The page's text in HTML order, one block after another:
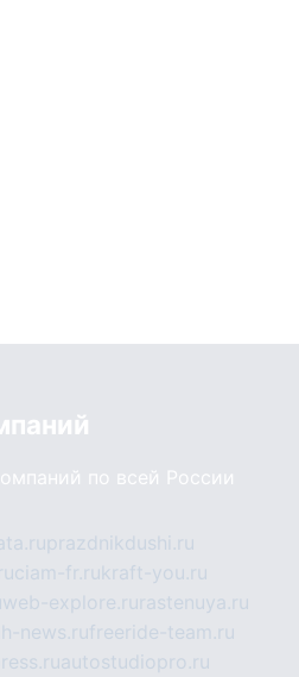
по всей России
prazdnikdushi.ru
ciam-fr.rukraft-you.ru
web-explore.ru rastenuya.ru
news.rufreeride-team.ru
autostudiopro.ru